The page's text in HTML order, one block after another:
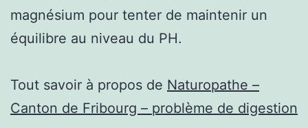
magnésium pour tenter de maintenir un
équilibre au niveau du PH.
Tout savoir à propos de Naturopathe –
Canton de Fribourg – problème de digestion